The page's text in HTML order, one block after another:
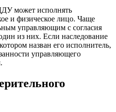
может исполнять
и физическое лицо. Чаще
управляющим с согласия
из них. Если наследование
назван его исполнитель,
управляющего